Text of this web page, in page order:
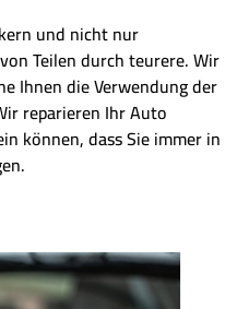
und nicht nur
Teilen durch teurere. Wir
Ihnen die Verwendung der
reparieren Ihr Auto
können, dass Sie immer in